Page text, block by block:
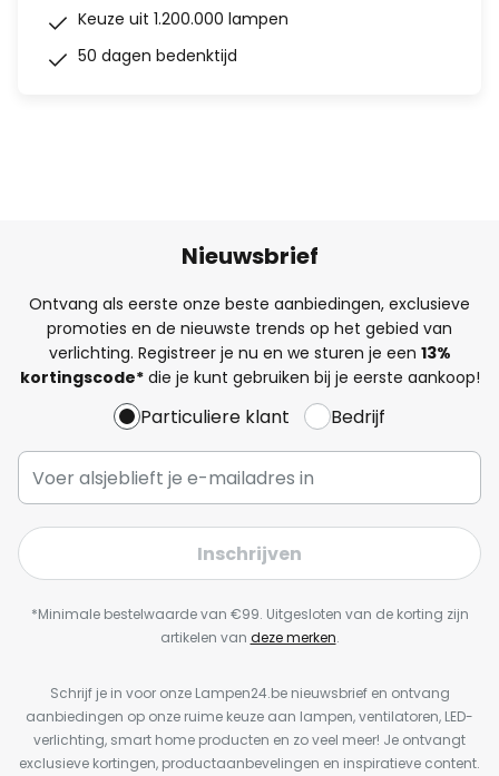
Keuze uit 1.200.000 lampen
50 dagen bedenktijd
Nieuwsbrief
Ontvang als eerste onze beste aanbiedingen, exclusieve
promoties en de nieuwste trends op het gebied van
verlichting. Registreer je nu en we sturen je een 13%
kortingscode*die je kunt gebruiken bij je eerste aankoop!
Particuliere klant Bedrijf
Inschrijven
*Minimale bestelwaarde van €99. Uitgesloten van de korting zijn
artikelen van deze merken.
Schrijf je in voor onze Lampen24.be nieuwsbrief en ontvang
aanbiedingen op onze ruime keuze aan lampen, ventilatoren, LED-
verlichting, smart home producten en zo veel meer! Je ontvangt
exclusieve kortingen, productaanbevelingen en inspiratieve content.